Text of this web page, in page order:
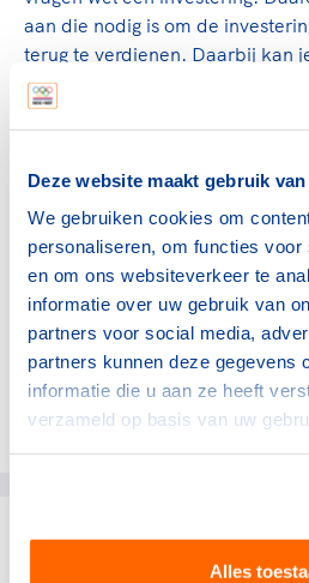
Deze website maakt gebruik
We gebruiken cookies om
personaliseren, om functies voor
en om ons websiteverkeer te
informatie over uw gebruik van
partners voor social media,
partners kunnen deze gegevens
informatie die u aan ze heeft
verzameld op basis van uw
Alles
aan die nodig is om de
terug te verdienen. Daarbij kan
de maatregelen op een voor de
inplannen. Ook kun je in de tool
bij de werkelijke situatie.
Naar de verduurzamingstool
Bekijk de
Deel dit artikel op social media:
gerelateerde artikelen